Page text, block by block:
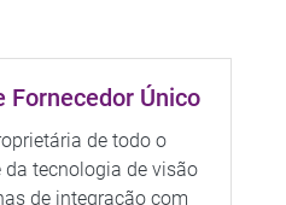
Fornecedor Único
de todo o
da tecnologia de visão
de integração com